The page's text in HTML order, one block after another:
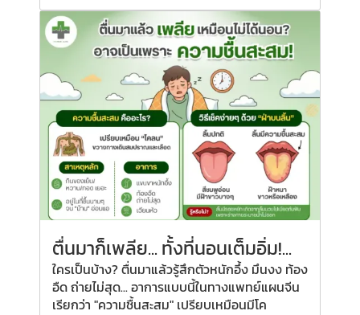
ตื่นมาก็เพลีย... ทั้งที่นอนเต็มอิ่ม!...
ใครเป็นบ้าง? ตื่นมาแล้วรู้สึกตัวหนักอึ้ง มึนงง ท้อง
อืด ถ่ายไม่สุด... อาการแบบนี้ในทางแพทย์แผนจีน
เรียกว่า "ความชื้นสะสม" เปรียบเหมือนมีโค